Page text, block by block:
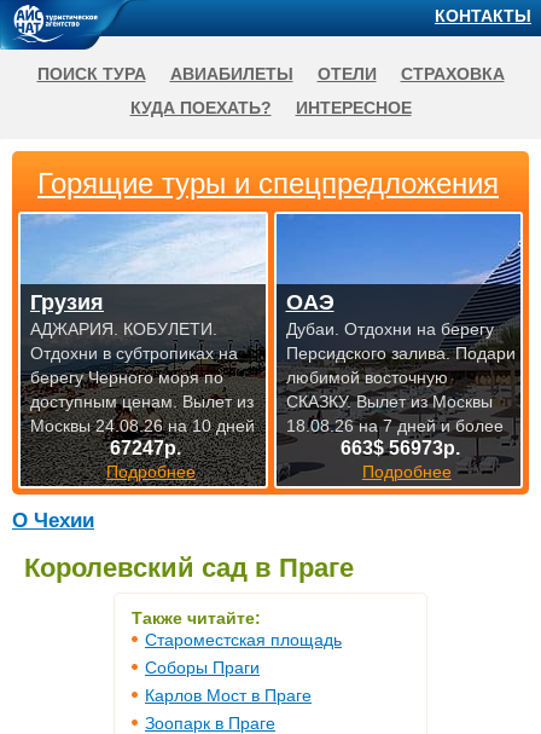
О Чехии
Королевский сад в Праге
Также читайте:
Староместская площадь
Соборы Праги
Карлов Мост в Праге
Зоопарк в Праге
Горящие туры и спецпредложения
67247р.
Подробнее
Грузия
АДЖАРИЯ. КОБУЛЕТИ.
Отдохни в субтропиках на
берегу Черного моря по
доступнымценам. Вылет из
Москвы 24.08.26 на 10 дней
663$ 56973р.
Подробнее
ОАЭ
Дубаи. Отдохни на берегу
Персидского залива. Подари
любимой восточную
СКАЗКУ.Вылет из Москвы
18.08.26 на 7 дней и более
КОНТАКТЫ
ПОИСК ТУРА АВИАБИЛЕТЫ ОТЕЛИ
СТРАХОВКА
КУДА ПОЕХАТЬ?
ИНТЕРЕСНОЕ